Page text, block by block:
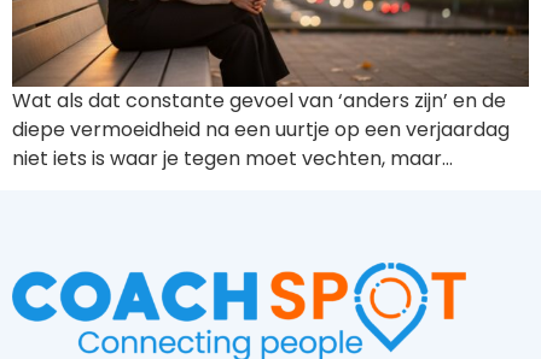
Wat als dat constante gevoel van ‘anders zijn’ en de
diepe vermoeidheid na een uurtje op een verjaardag
niet iets is waar je tegen moet vechten, maar…